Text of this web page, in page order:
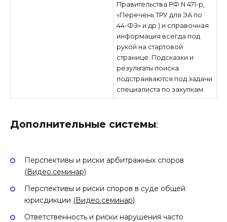
Правительства РФ N 471-р,
«Перечень ТРУ для ЭА по
44-ФЗ» и др.) и справочная
информация всегда под
рукой на стартовой
странице. Подсказки и
результаты поиска
подстраиваются под задачи
специалиста по закупкам.
Дополнительные системы:
Перспективы и риски арбитражных споров
(Видео.семинар)
Перспективы и риски споров в суде общей
юрисдикции (Видео.семинар)
Ответственность и риски нарушения часто